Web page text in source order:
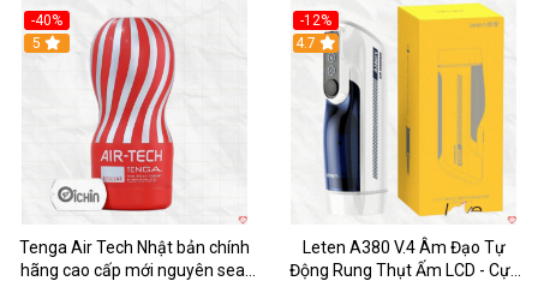
-40%
Hot
5
Tenga Air Tech Nhật bản chính
hãng cao cấp mới nguyên seal
-12%
Hot
4.7
Leten A380 V.4 Âm Đạo Tự
Động Rung Thụt Ấm LCD - Cực